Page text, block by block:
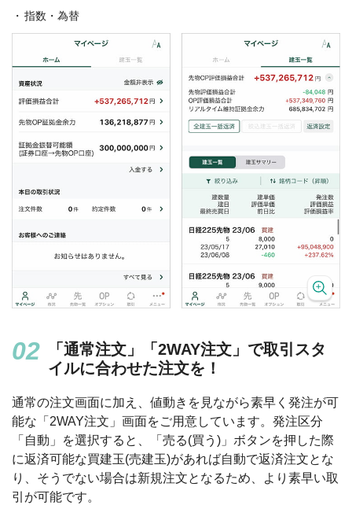
指数・為替
「通常注文」「2WAY注文」で取引スタ
イルに合わせた注文を！
通常の注文画面に加え、値動きを見ながら素早く発注が可
能な「2WAY注文」画面をご用意しています。発注区分
「自動」を選択すると、「売る(買う)」ボタンを押した際
に返済可能な買建玉(売建玉)があれば自動で返済注文とな
り、そうでない場合は新規注文となるため、より素早い取
引が可能です。